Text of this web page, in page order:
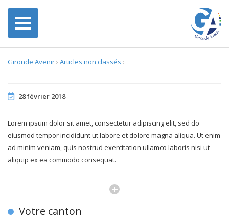
Gironde Avenir› Articles non classés :
28 février 2018
Lorem ipsum dolor sit amet, consectetur adipiscing elit, sed do
eiusmod tempor incididunt ut labore et dolore magna aliqua. Ut enim
ad minim veniam, quis nostrud exercitation ullamco laboris nisi ut
aliquip ex ea commodo consequat.
Votre canton